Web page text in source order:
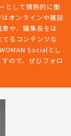
として情熱的に働
オンラインや雑誌
や、編集長をは
るコンテンツな
Socialとし
ので、ぜひフォロ